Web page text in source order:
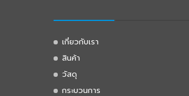
เกี่ยวกับเรา
สินค้า
วัสดุ
กระบวนการ